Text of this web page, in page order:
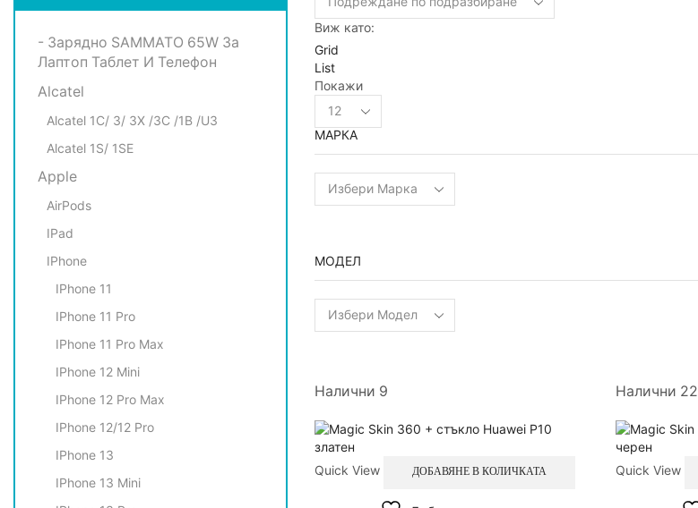
Виж като:
Grid
List
Покажи
Products
per
page
МАРКА
МОДЕЛ
Налични 9
Quick View ДОБАВЯНЕ В КОЛИЧКАТА
Налични 22
Quick View
- Зарядно SAMMATO 65W За
Лаптоп Таблет И Телефон
Alcatel
Alcatel 1C/ 3/ 3X /3C /1B /U3
Alcatel 1S/ 1SE
Apple
AirPods
IPad
IPhone
IPhone 11
IPhone 11 Pro
IPhone 11 Pro Max
IPhone 12 Mini
IPhone 12 Pro Max
IPhone 12/12 Pro
IPhone 13
IPhone 13 Mini